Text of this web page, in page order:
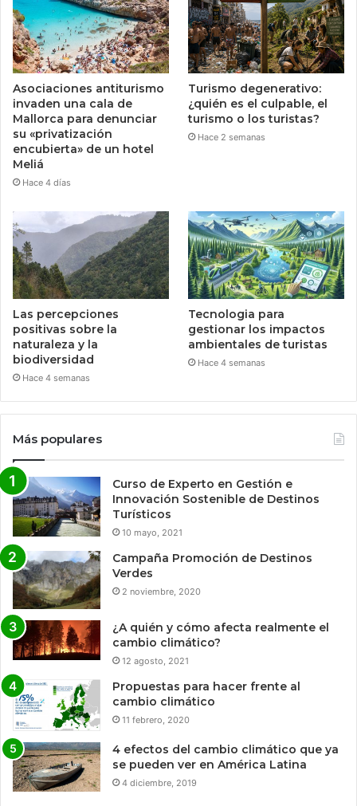
Asociaciones antiturismo
invaden una cala de
Mallorca para denunciar
su «privatización
encubierta» de un hotel
Meliá
Hace 4 días
Turismo degenerativo:
¿quién es el culpable, el
turismo o los turistas?
Hace 2 semanas
Las percepciones
positivas sobre la
naturaleza y la
biodiversidad
Hace 4 semanas
Tecnologia para
gestionar los impactos
ambientales de turistas
Hace 4 semanas
Más populares
Curso de Experto en Gestión e
Innovación Sostenible de Destinos
Turísticos
10 mayo, 2021
Campaña Promoción de Destinos
Verdes
2 noviembre, 2020
¿A quién y cómo afecta realmente el
cambio climático?
12 agosto, 2021
Propuestas para hacer frente al
cambio climático
11 febrero, 2020
4 efectos del cambio climático que ya
se pueden ver en América Latina
4 diciembre, 2019